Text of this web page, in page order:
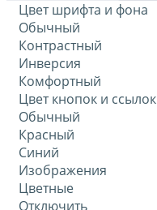
Цвет шрифта и фона
Обычный
Контрастный
Инверсия
Комфортный
Цвет кнопок и ссылок
Обычный
Красный
Синий
Изображения
Цветные
Отключить